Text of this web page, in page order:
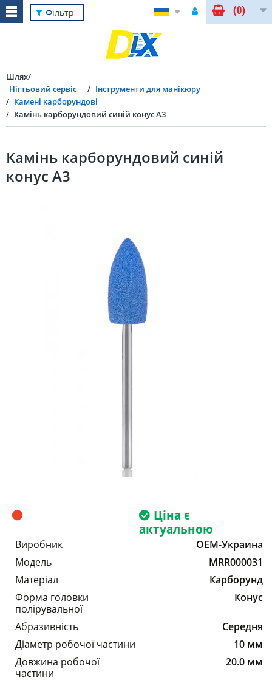
Фільтр (0)
Шлях
Нігтьовий сервіс
Інструменти для манікюру
Камені карборундові
Камінь карборундовий синій конус A3
Камінь карборундовий синій
конус A3
Ціна є
актуальною
Виробник
OEM-Украина
Модель
MRR000031
Матеріал
Карборунд
Форма головки
полірувальної
Конус
Абразивність
Середня
Діаметр робочої частини
10 мм
Довжина робочої
частини
20.0 мм